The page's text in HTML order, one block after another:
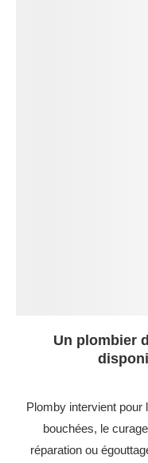
Un plombier
Plomby intervient pour
bouchées, le
réparation ou